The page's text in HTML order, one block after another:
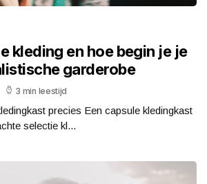
kleding en hoe begin je je
garderobe
3 min leestijd
precies Een capsule kledingkast
selectie kl...